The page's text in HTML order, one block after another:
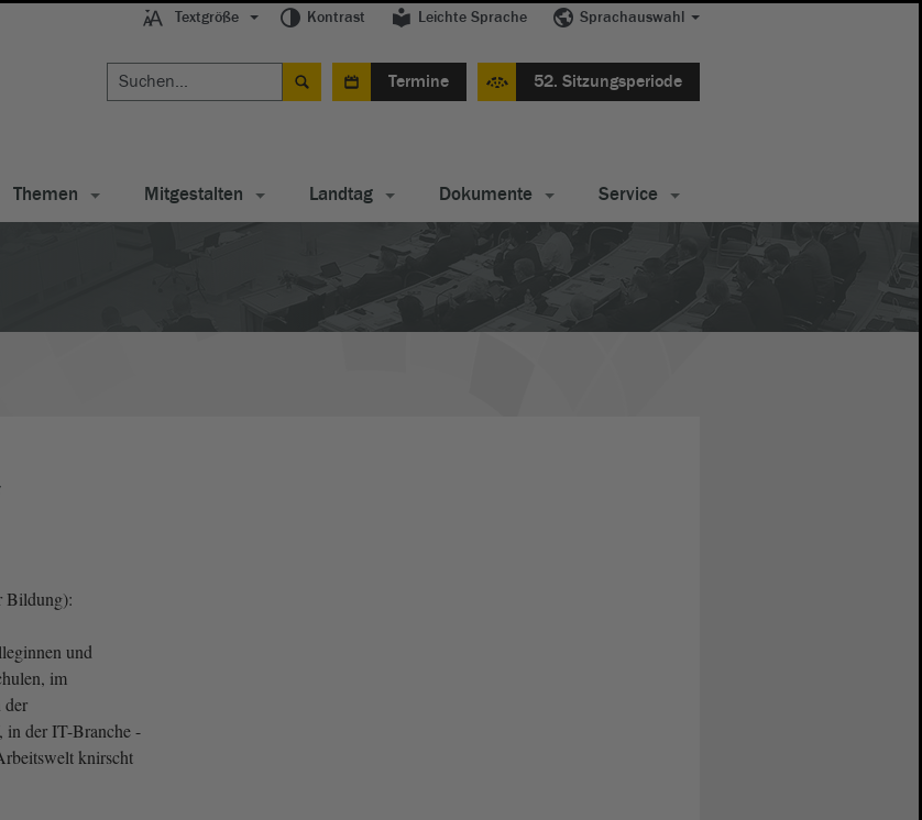
Textgröße Kontrast Leichte Sprache Sprachauswahl
Termine 52. Sitzungsperiode
Themen Mitgestalten Landtag Dokumente Service
Bildung):
und
im
der
der IT-Branche -
knirscht